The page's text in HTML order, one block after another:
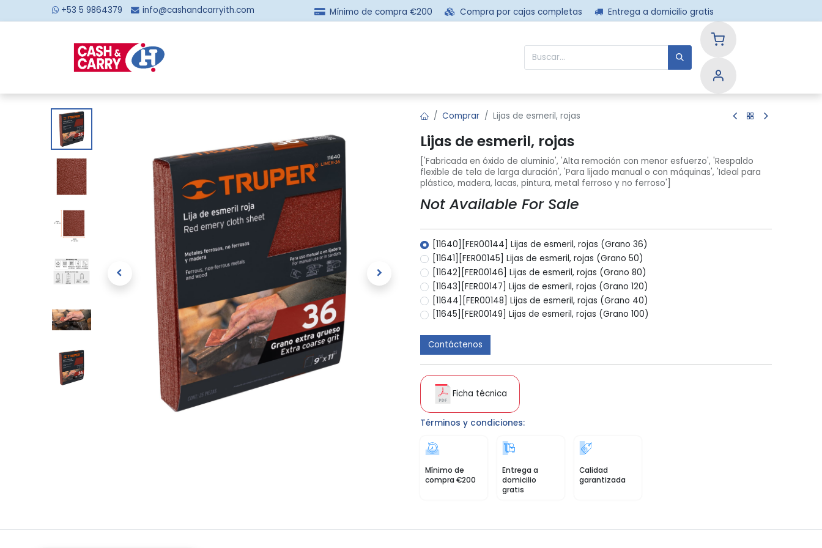
+53 5 9864379 info@cashandcarryith.com Mínimo de compra €200 Compra por cajas completas Entrega a domicilio gratis
Contáctanos
Comprar Lijas de esmeril, rojas
Lijas de esmeril, rojas
['Fabricada en óxido de aluminio', 'Alta remoción con menor esfuerzo', 'Respaldo
flexible de tela de larga duración', 'Para lijado manual o con máquinas', 'Ideal para
plástico, madera, lacas, pintura, metal ferroso y no ferroso']
Not Available For Sale
[11640][FER00144] Lijas de esmeril, rojas (Grano 36)
[11641][FER00145] Lijas de esmeril, rojas (Grano 50)
[11642][FER00146] Lijas de esmeril, rojas (Grano 80)
[11643][FER00147] Lijas de esmeril, rojas (Grano 120)
[11644][FER00148] Lijas de esmeril, rojas (Grano 40)
[11645][FER00149] Lijas de esmeril, rojas (Grano 100)
Contáctenos
Ficha técnica
Términos y condiciones:
Mínimo de
compra €200
Entrega a
domicilio
gratis
Calidad
garantizada